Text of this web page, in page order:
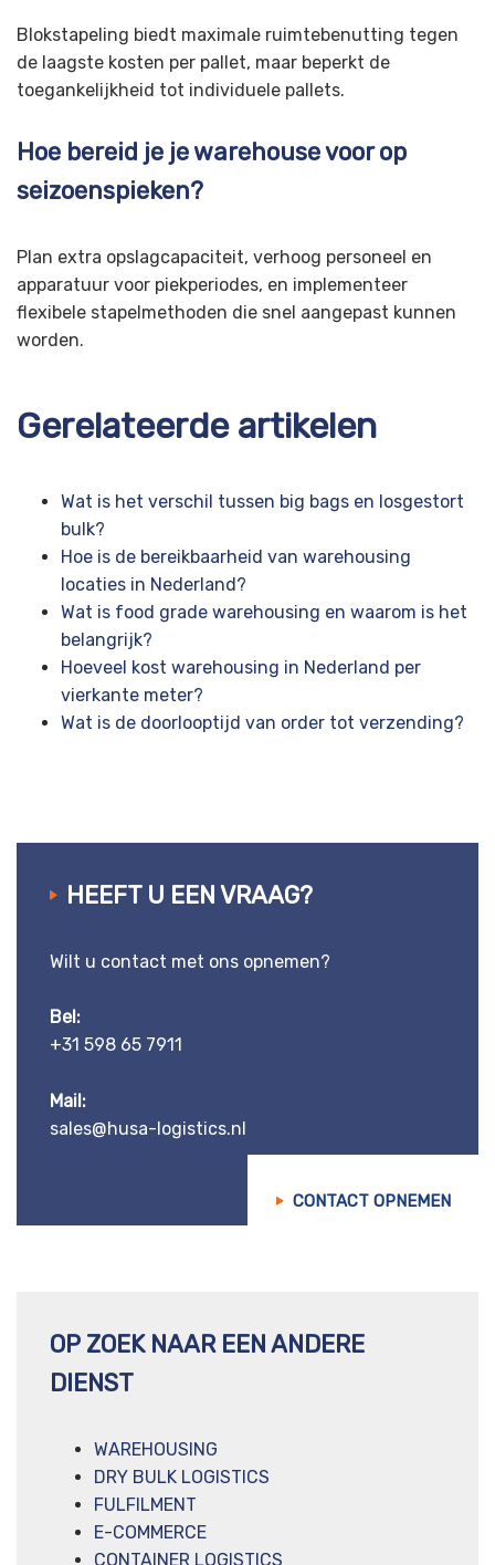
Blokstapeling biedt maximale ruimtebenutting tegen
de laagste kosten per pallet, maar beperkt de
toegankelijkheid tot individuele pallets.
Hoe bereid je je warehouse voor op
seizoenspieken?
Plan extra opslagcapaciteit, verhoog personeel en
apparatuur voor piekperiodes, en implementeer
flexibele stapelmethoden die snel aangepast kunnen
worden.
Gerelateerde artikelen
Wat is het verschil tussen big bags en losgestort
bulk?
Hoe is de bereikbaarheid van warehousing
locaties in Nederland?
Wat is food grade warehousing en waarom is het
belangrijk?
Hoeveel kost warehousing in Nederland per
vierkante meter?
Wat is de doorlooptijd van order tot verzending?
HEEFT U EEN VRAAG?
Wilt u contact met ons opnemen?
Bel:
+31 598 65 7911
Mail:
sales@husa-logistics.nl
CONTACT OPNEMEN
OP ZOEK NAAR EEN ANDERE
DIENST
WAREHOUSING
DRY BULK LOGISTICS
FULFILMENT
E-COMMERCE
CONTAINER LOGISTICS